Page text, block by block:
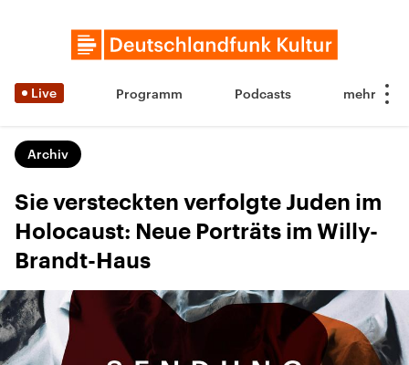
Live Programm Podcasts
Archiv
Sie versteckten verfolgte Juden im
Holocaust: Neue Porträts im Willy-
Brandt-Haus